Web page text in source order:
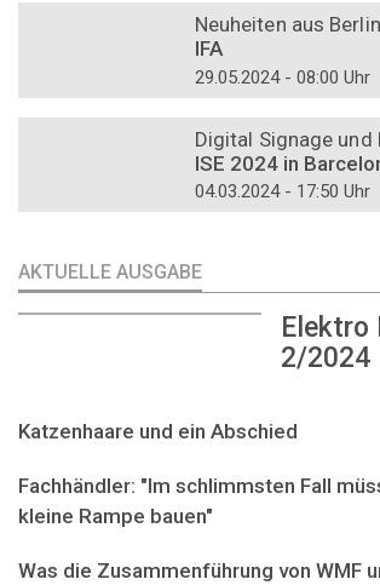
Neuheiten aus Berlin
IFA
29.05.2024 - 08:00 Uhr
Digital Signage und
ISE 2024 in
04.03.2024 - 17:50 Uhr
AKTUELLE AUSGABE
Elektro
2/2024
Katzenhaare und ein Abschied
Fachhändler: "Im schlimmsten Fall
kleine Rampe bauen"
Was die Zusammenführung von WMF